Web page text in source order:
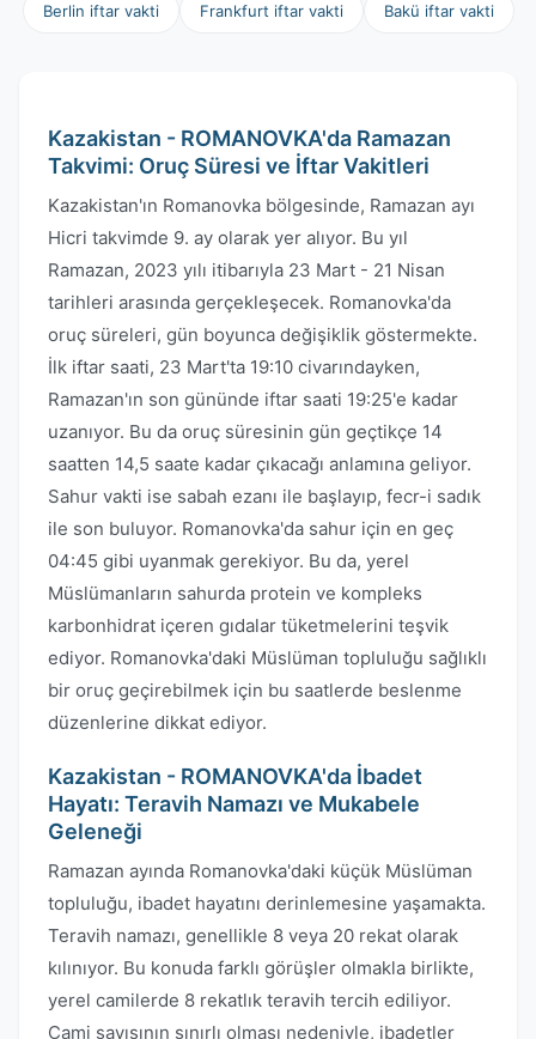
Berlin iftar vakti Frankfurt iftar vakti Bakü iftar vakti
Kazakistan - ROMANOVKA'da Ramazan
Takvimi: Oruç Süresi ve İftar Vakitleri
Kazakistan'ın Romanovka bölgesinde, Ramazan ayı
Hicri takvimde 9. ay olarak yer alıyor. Bu yıl
Ramazan, 2023 yılı itibarıyla 23 Mart - 21 Nisan
tarihleri arasında gerçekleşecek. Romanovka'da
oruç süreleri, gün boyunca değişiklik göstermekte.
İlk iftar saati, 23 Mart'ta 19:10 civarındayken,
Ramazan'ın son gününde iftar saati 19:25'e kadar
uzanıyor. Bu da oruç süresinin gün geçtikçe 14
saatten 14,5 saate kadar çıkacağı anlamına geliyor.
Sahur vakti ise sabah ezanı ile başlayıp, fecr-i sadık
ile son buluyor. Romanovka'da sahur için en geç
04:45 gibi uyanmak gerekiyor. Bu da, yerel
Müslümanların sahurda protein ve kompleks
karbonhidrat içeren gıdalar tüketmelerini teşvik
ediyor. Romanovka'daki Müslüman topluluğu sağlıklı
bir oruç geçirebilmek için bu saatlerde beslenme
düzenlerine dikkat ediyor.
Kazakistan - ROMANOVKA'da İbadet
Hayatı: Teravih Namazı ve Mukabele
Geleneği
Ramazan ayında Romanovka'daki küçük Müslüman
topluluğu, ibadet hayatını derinlemesine yaşamakta.
Teravih namazı, genellikle 8 veya 20 rekat olarak
kılınıyor. Bu konuda farklı görüşler olmakla birlikte,
yerel camilerde 8 rekatlık teravih tercih ediliyor.
Cami sayısının sınırlı olması nedeniyle, ibadetler